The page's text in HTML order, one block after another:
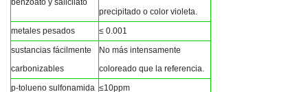
benzoato y salicilato
precipitado o color violeta.
metales pesados
≤ 0.001
sustancias fácilmente
carbonizables
No más intensamente
coloreado que la referencia.
p-tolueno sulfonamida ≤10ppm